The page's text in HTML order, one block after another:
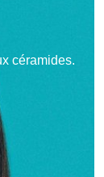
céramides.